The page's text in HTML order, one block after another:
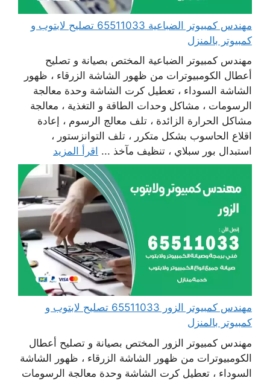
مهندس كمبيوتر الضباعية 65511033 تصليح لابتوب و
كمبيوتر بالمنزل
مهندس كمبيوتر الضباعية المختص بصيانة و تصليح
أعطال الكومبيوترات من ظهور الشاشة الزرقاء ، ظهور
الشاشة السوداء ، تعطيل كرت الشاشة وحدة معالجة
الرسومات ، مشاكل وحدات الطاقة و التغذية ، معالجة
مشاكل الحرارة الزائدة ، تلف معالج الرسوم ، إعادة
اقلاع الحاسوب بشكل متكرر ، تلف التوانزستور ،
استبدال بور سبلاي ، تنظيف مآخذ ... اقرأ المزيد
مهندس كمبيوتر الزور 65511033 تصليح لابتوب و
كمبيوتر بالمنزل
مهندس كمبيوتر الزور المختص بصيانة و تصليح أعطال
الكومبيوترات من ظهور الشاشة الزرقاء ، ظهور الشاشة
السوداء ، تعطيل كرت الشاشة وحدة معالجة الرسومات